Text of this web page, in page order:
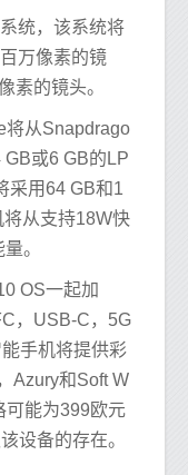
统，该系统将
万像素的镜
素的镜头。
将从Snapdrago
或6 GB的LP
采用64 GB和1
从支持18W快
。
OS一起加
，USB-C，5G
手机将提供彩
Azury和Soft W
可能为399欧元
设备的存在。